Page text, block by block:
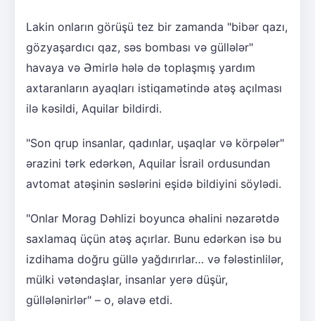
Lakin onların görüşü tez bir zamanda "bibər qazı,
gözyaşardıcı qaz, səs bombası və güllələr"
havaya və Əmirlə hələ də toplaşmış yardım
axtaranların ayaqları istiqamətində atəş açılması
ilə kəsildi, Aquilar bildirdi.
"Son qrup insanlar, qadınlar, uşaqlar və körpələr"
ərazini tərk edərkən, Aquilar İsrail ordusundan
avtomat atəşinin səslərini eşidə bildiyini söylədi.
"Onlar Morag Dəhlizi boyunca əhalini nəzarətdə
saxlamaq üçün atəş açırlar. Bunu edərkən isə bu
izdihama doğru güllə yağdırırlar… və fələstinlilər,
mülki vətəndaşlar, insanlar yerə düşür,
güllələnirlər" – o, əlavə etdi.